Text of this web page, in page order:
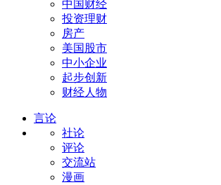
中国财经
投资理财
房产
美国股市
中小企业
起步创新
财经人物
言论
社论
评论
交流站
漫画